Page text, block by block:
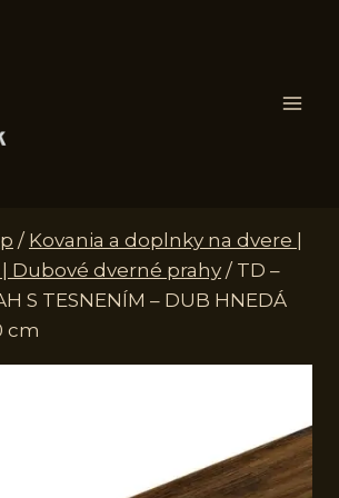
/ Kovania a doplnky na dvere |
Dubové dverné prahy / TD –
S TESNENÍM – DUB HNEDÁ
cm